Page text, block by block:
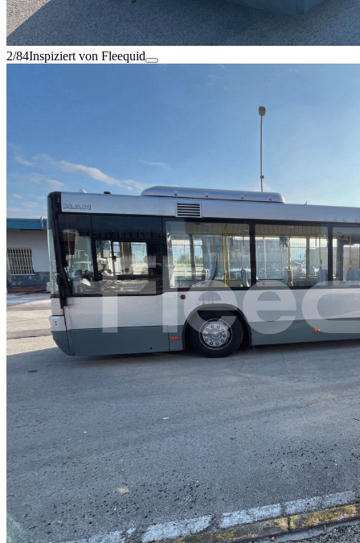
2/84Inspiziert von Fleequid